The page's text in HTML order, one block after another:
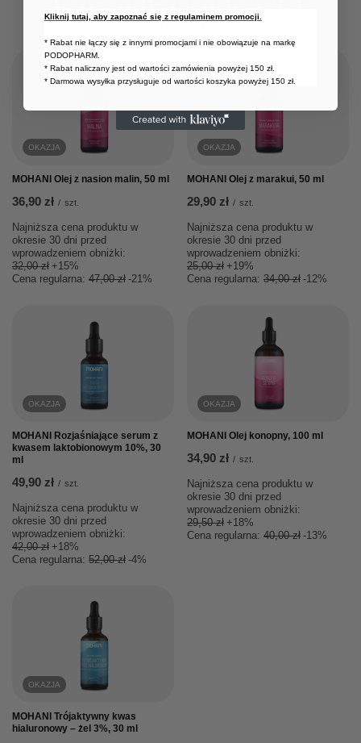
RÓWNIEŻ:
OKAZJA
MOHANI Olej z nasion malin, 50 ml
36,90 zł / szt.
Najniższa cena produktu w
okresie 30 dni przed
wprowadzeniem obniżki:
32,00 zł +15%
Cena regularna: 47,00 zł -21%
OKAZJA
MOHANI Olej z marakui, 50 ml
29,90 zł / szt.
Najniższa cena produktu w
okresie 30 dni przed
wprowadzeniem obniżki:
25,00 zł +19%
Cena regularna: 34,00 zł -12%
OKAZJA
MOHANI Rozjaśniające serum z
kwasem laktobionowym 10%, 30
ml
49,90 zł / szt.
Najniższa cena produktu w
okresie 30 dni przed
wprowadzeniem obniżki:
42,00 zł +18%
Cena regularna: 52,00 zł -4%
OKAZJA
MOHANI Olej konopny, 100 ml
34,90 zł / szt.
Najniższa cena produktu w
okresie 30 dni przed
wprowadzeniem obniżki:
29,50 zł +18%
Cena regularna: 40,00 zł -13%
OKAZJA
MOHANI Trójaktywny kwas
hialuronowy – żel 3%, 30 ml
Kliknij tutaj, aby zapoznać się z regulaminem promocji.
* Rabat nie łączy się z innymi promocjami i nie obowiązuje na markę
PODOPHARM.
* Rabat naliczany jest od wartości zamówienia powyżej 150 zł.
* Darmowa wysyłka przysługuje od wartości koszyka powyżej 150 zł.